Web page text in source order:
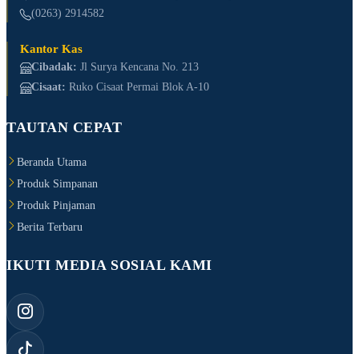
(0263) 2914582
Kantor Kas
Cibadak: Jl Surya Kencana No. 213
Cisaat: Ruko Cisaat Permai Blok A-10
TAUTAN CEPAT
Beranda Utama
Produk Simpanan
Produk Pinjaman
Berita Terbaru
IKUTI MEDIA SOSIAL KAMI